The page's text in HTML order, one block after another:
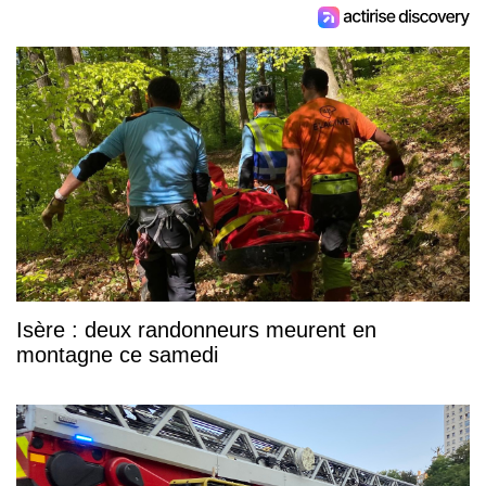
Isère : deux randonneurs meurent en
montagne ce samedi